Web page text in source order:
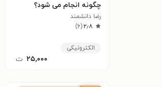
چگونه انجام می شود؟
رضا دانشمند
۲٫۸(۶)
الکترونیکی
۲۵,۰۰۰ ت